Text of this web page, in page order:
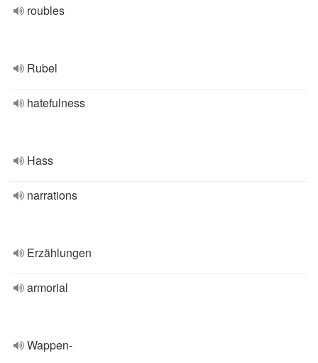
roubles
Rubel
hatefulness
Hass
narrations
Erzählungen
armorial
Wappen-